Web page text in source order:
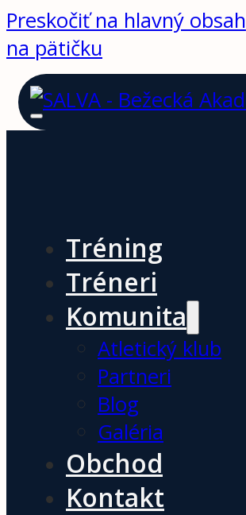
Preskočiť na hlavný obsah
na pätičku
Tréning
Tréneri
Komunita
Atletický klub
Partneri
Blog
Galéria
Obchod
Kontakt